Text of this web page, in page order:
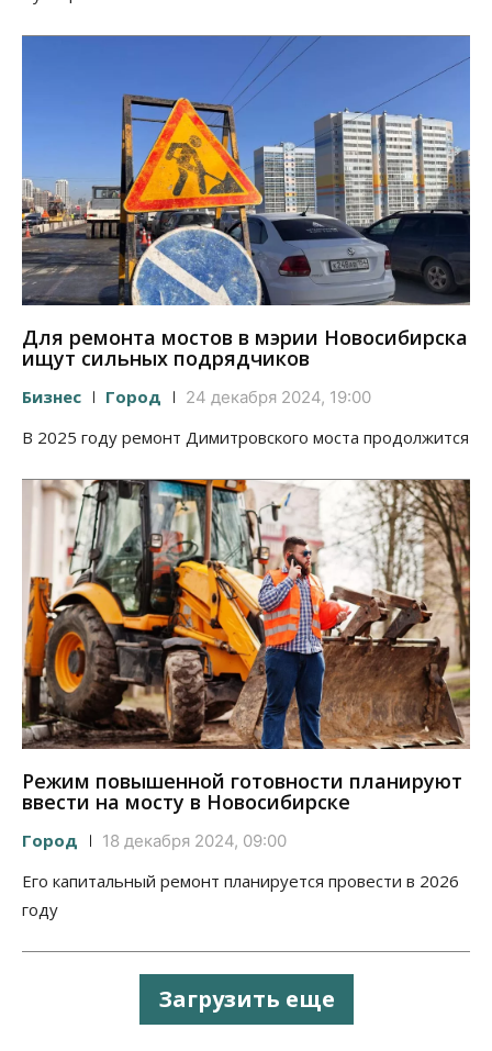
Для ремонта мостов в мэрии Новосибирска
ищут сильных подрядчиков
Бизнес Город 24 декабря 2024, 19:00
В 2025 году ремонт Димитровского моста продолжится
Режим повышенной готовности планируют
ввести на мосту в Новосибирске
Город 18 декабря 2024, 09:00
Его капитальный ремонт планируется провести в 2026
году
Загрузить еще